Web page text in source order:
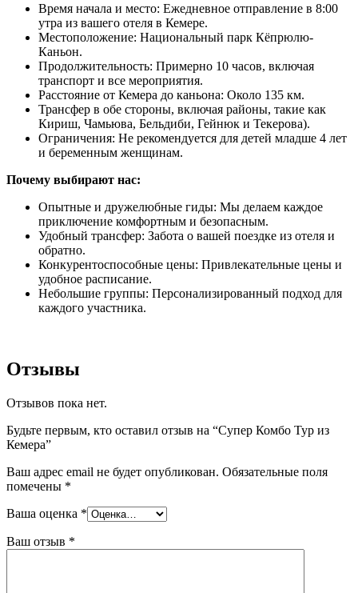
Время начала и место: Ежедневное отправление в 8:00
утра из вашего отеля в Кемере.
Местоположение: Национальный парк Кёпрюлю-
Каньон.
Продолжительность: Примерно 10 часов, включая
транспорт и все мероприятия.
Расстояние от Кемера до каньона: Около 135 км.
Трансфер в обе стороны, включая районы, такие как
Кириш, Чамьюва, Бельдиби, Гейнюк и Текеровa).
Ограничения: Не рекомендуется для детей младше 4 лет
и беременным женщинам.
Почему выбирают нас:
Опытные и дружелюбные гиды: Мы делаем каждое
приключение комфортным и безопасным.
Удобный трансфер: Забота о вашей поездке из отеля и
обратно.
Конкурентоспособные цены: Привлекательные цены и
удобное расписание.
Небольшие группы: Персонализированный подход для
каждого участника.
Отзывы
Отзывов пока нет.
Будьте первым, кто оставил отзыв на “Супер Комбо Тур из
Кемера”
Ваш адрес email не будет опубликован. Обязательные поля
помечены *
Ваша оценка *
Ваш отзыв *